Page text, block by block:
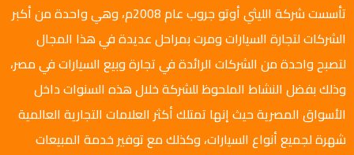
تأسست شركة الليثي أوتو جروب عام 2008م، وهي واحدة من أكبر
الشركات لتجارة السيارات ومرت بمراحل عديدة في هذا المجال
لتصبح واحدة من الشركات الرائدة في تجارة وبيع السيارات في مصر،
وذلك بفضل النشاط الملحوظ للشركة خلال هذه السنوات داخل
الأسواق المصرية حيث إنها تمتلك أكثر العلامات التجارية العالمية
شهرة لجميع أنواع السيارات، وكذلك مع توفير خدمة المبيعات